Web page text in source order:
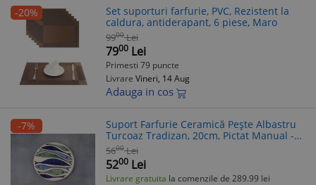
-20%
Set suporturi farfurie, PVC, Rezistent la
caldura, antiderapant, 6 piese, Maro
9900 Lei
7900 Lei
Primesti 79 puncte
Livrare Vineri, 14 Aug
Adauga in cos
-7%
Suport Farfurie Ceramică Pește Albastru
Turcoaz Tradizan, 20cm, Pictat Manual -
Decor Masă, Platou Servire, Cadou
Original
5600 Lei
5200 Lei
Livrare gratuita la comenzile de 289.99 lei